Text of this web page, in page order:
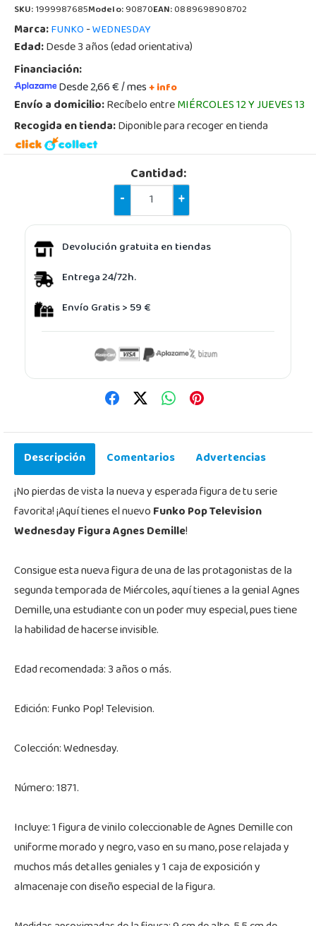
SKU:1999987685Modelo:90870EAN:0889698908702
Marca:FUNKO-WEDNESDAY
Edad:Desde 3 años (edad orientativa)
Financiación:
Desde 2,66 € / mes+ info
Envío a domicilio:Recíbelo entreMIÉRCOLES 12 Y JUEVES 13
Recogida en tienda:Diponible para recoger en tienda
Cantidad:
-
+
Devolución gratuita en tiendas
Entrega 24/72h.
Envío Gratis > 59 €
Descripción Comentarios
Advertencias
¡No pierdas de vista la nueva y esperada figura de tu serie
favorita! ¡Aquí tienes el nuevoFunko Pop Television
Wednesday Figura Agnes Demille!
Consigue esta nueva figura de una de las protagonistas de la
segunda temporada de Miércoles, aquí tienes a la genial Agnes
Demille, una estudiante con un poder muy especial, pues tiene
la habilidad de hacerse invisible.
Edad recomendada: 3 años o más.
Edición: Funko Pop! Television.
Colección: Wednesday.
Número: 1871.
Incluye: 1 figura de vinilo coleccionable de Agnes Demille con
uniforme morado y negro, vaso en su mano, pose relajada y
muchos más detalles geniales y 1 caja de exposición y
almacenaje con diseño especial de la figura.